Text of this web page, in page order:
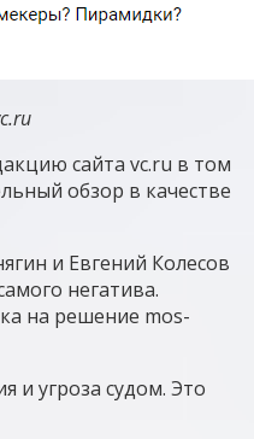
сайта vc.ru в том
обзор в качестве
и Евгений Колесов
негатива.
на решение mos-
и угроза судом. Это